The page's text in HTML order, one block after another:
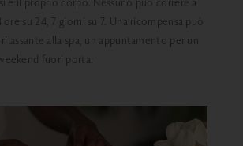
su 24, 7 giorni su 7. Una ricompensa può
alla spa, un appuntamento per un
fuori porta.